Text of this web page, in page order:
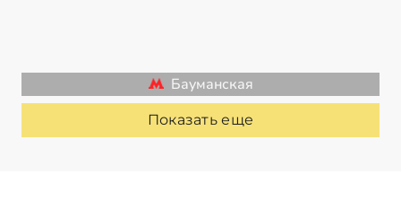
Бауманская
Показать еще